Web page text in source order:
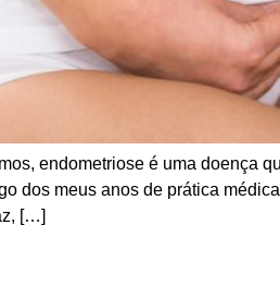
endometriose é uma doença
dos meus anos de prática
[…]